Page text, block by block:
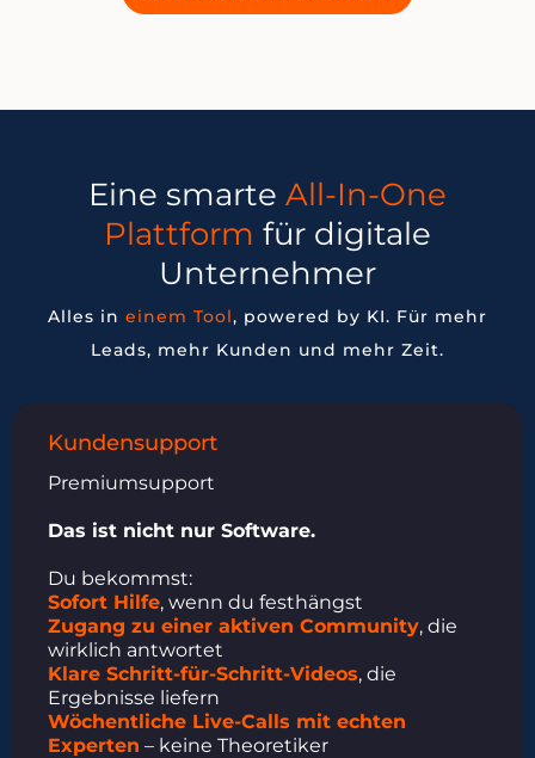
Eine smarte All-In-One
Plattform für digitale
Unternehmer
Alles in einem Tool, powered by KI. Für mehr
Leads, mehr Kunden und mehr Zeit.
Kundensupport
Premiumsupport
Das ist nicht nur Software.
Du bekommst:
Sofort Hilfe, wenn du festhängst
Zugang zu einer aktiven Community, die
wirklich antwortet
Klare Schritt-für-Schritt-Videos, die
Ergebnisse liefern
Wöchentliche Live-Calls mit echten
Experten – keine Theoretiker